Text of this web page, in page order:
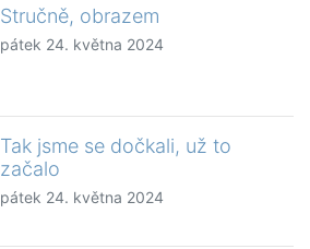
Stručně, obrazem
pátek 24. května 2024
Tak jsme se dočkali, už to
začalo
pátek 24. května 2024